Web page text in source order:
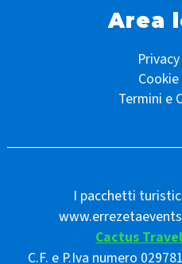
Area
Termini e
I pacchetti
Cactus
C.F. e P.Iva numero